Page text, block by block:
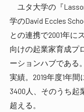
ユタ大学の『
学のDavid Eccles
との連携で2001年に
向けの起業家育成プ
ーションハブである
実績。2019年度1年
3400人、そのうち起
超える。